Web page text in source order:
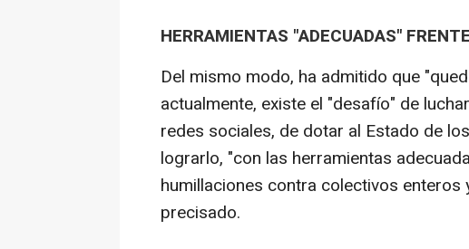
HERRAMIENTAS "ADECUADAS"
Del mismo modo, ha admitido que
actualmente, existe el "desafío" de
redes sociales, de dotar al Estado de
lograrlo, "con las herramientas
humillaciones contra colectivos
precisado.